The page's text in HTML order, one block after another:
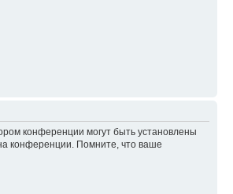
конференции могут быть установлены
конференции. Помните, что ваше